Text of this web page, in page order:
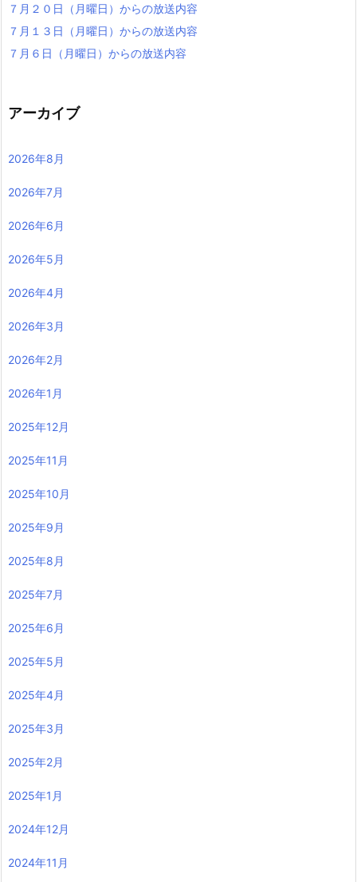
７月２０日（月曜日）からの放送内容
７月１３日（月曜日）からの放送内容
７月６日（月曜日）からの放送内容
アーカイブ
2026年8月
2026年7月
2026年6月
2026年5月
2026年4月
2026年3月
2026年2月
2026年1月
2025年12月
2025年11月
2025年10月
2025年9月
2025年8月
2025年7月
2025年6月
2025年5月
2025年4月
2025年3月
2025年2月
2025年1月
2024年12月
2024年11月